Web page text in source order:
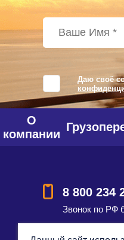
Даю своё
О
компании
8 800 234
Звонок по РФ